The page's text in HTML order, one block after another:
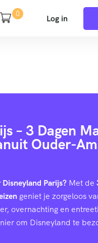
0 Log in
– 3 Dagen
Ouder-
Parijs? Met de
geniet je zorgeloos
overnachting en
om Disneyland te